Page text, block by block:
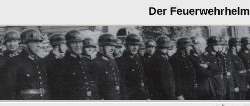
Der Feuerwehrhelm